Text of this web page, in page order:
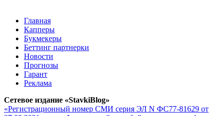
Главная
Капперы
Букмекеры
Беттинг партнерки
Новости
Прогнозы
Гарант
Реклама
Сетевое издание «StavkiBlog»
«Регистрационный номер СМИ серия ЭЛ N ФС77-81629 от